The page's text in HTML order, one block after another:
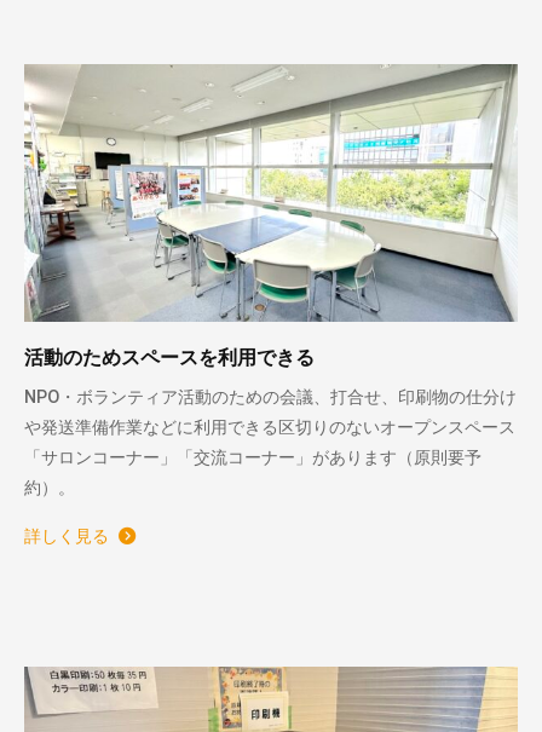
活動のためスペースを利用できる
NPO・ボランティア活動のための会議、打合せ、印刷物の仕分け
や発送準備作業などに利用できる区切りのないオープンスペース
「サロンコーナー」「交流コーナー」があります（原則要予
約）。
詳しく見る